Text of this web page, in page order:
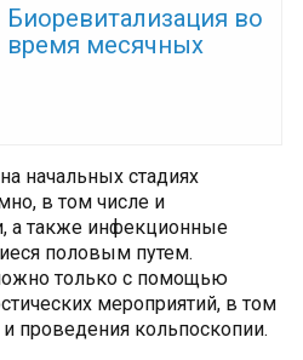
Биоревитализация во
время месячных
начальных стадиях
в том числе и
а также инфекционные
половым путем.
только с помощью
мероприятий, в том
проведения кольпоскопии.